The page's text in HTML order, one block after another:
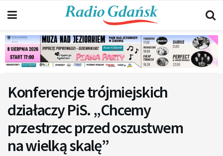
Konferencje trójmiejskich
działaczy PiS. „Chcemy
przestrzec przed oszustwem
na wielką skalę”